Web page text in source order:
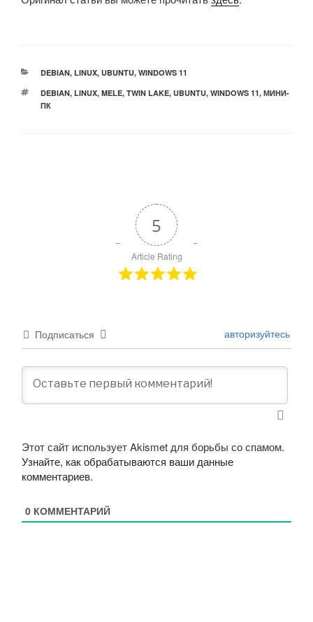
РУБРИКИ
DEBIAN, LINUX, UBUNTU, WINDOWS 11
МЕТКИ
DEBIAN, LINUX, MELE, TWIN LAKE, UBUNTU, WINDOWS 11, МИНИ-
ПК
5
Article Rating
Подписаться авторизуйтесь
Этот сайт использует Akismet для борьбы со спамом.
Узнайте, как обрабатываются ваши данные
комментариев.
0 КОММЕНТАРИЙ